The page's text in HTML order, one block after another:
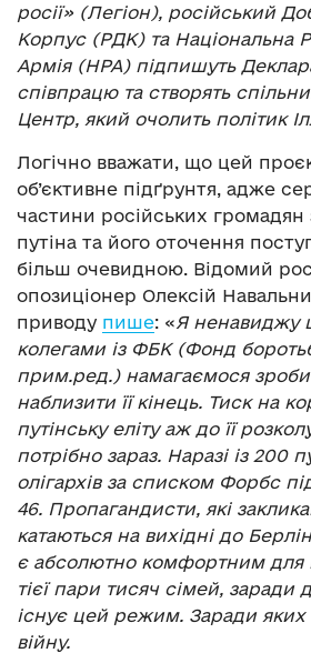
росії» (Легіон), російський
Корпус (РДК) та Національна
Армія (НРА) підпишуть
співпрацю та створять
Центр, який очолить політик
Логічно вважати, що цей
об’єктивне підґрунтя, адже
частини російських громадян
путіна та його оточення
більш очевидною. Відомий
опозиціонер Олексій
приводу пише: «Я ненавиджу
колегами із ФБК (Фонд
прим.ред.) намагаємося
наблизити її кінець. Тиск на
путінську еліту аж до її
потрібно зараз. Наразі із 200
олігархів за списком Форбс
46. Пропагандисти, які
катаються на вихідні до
є абсолютно комфортним для
тієї пари тисяч сімей, заради
існує цей режим. Заради яких
війну.